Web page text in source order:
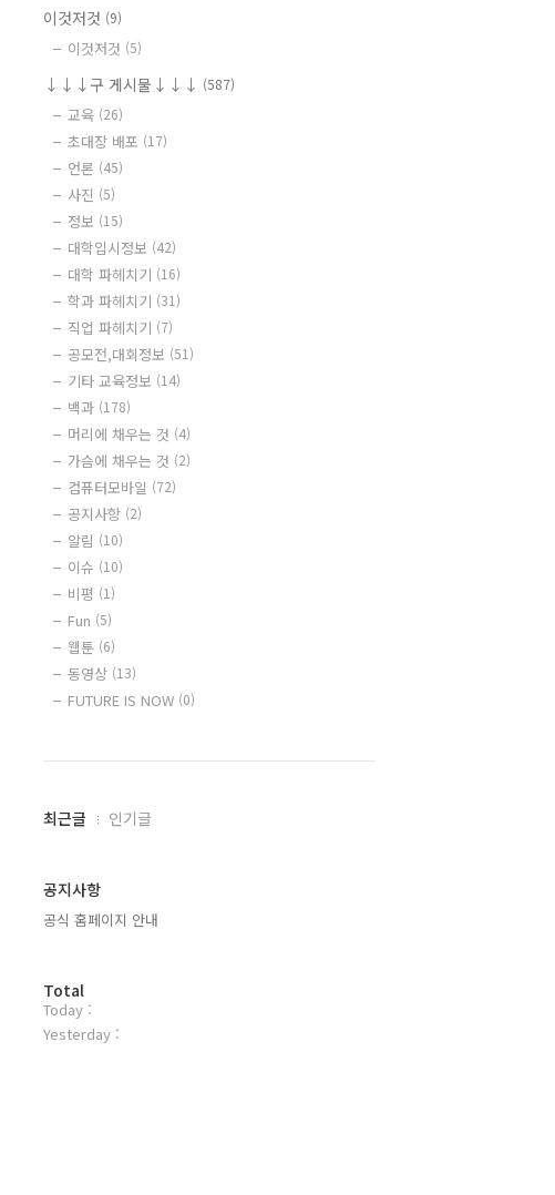
이것저것 (9)
이것저것 (5)
↓↓↓구 게시물↓↓↓ (587)
교육 (26)
초대장 배포 (17)
언론 (45)
사진 (5)
정보 (15)
대학입시정보 (42)
대학 파헤치기 (16)
학과 파헤치기 (31)
직업 파헤치기 (7)
공모전,대회정보 (51)
기타 교육정보 (14)
백과 (178)
머리에 채우는 것 (4)
가슴에 채우는 것 (2)
컴퓨터모바일 (72)
공지사항 (2)
알림 (10)
이슈 (10)
비평 (1)
Fun (5)
웹툰 (6)
동영상 (13)
FUTURE IS NOW (0)
최
과
기
최근글 인기글
공지사항
공식 홈페이지 안내
방
문
자
Total
Today :
Yesterday :